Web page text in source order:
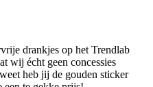
drankjes op het Trendlab
wij écht geen concessies
heb jij de gouden sticker